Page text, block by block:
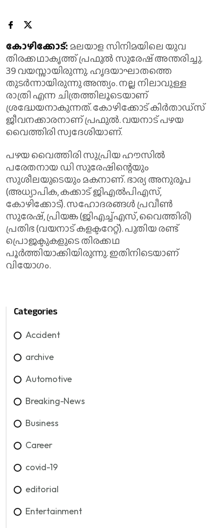
കോഴിക്കോട്: മലയാള സിനിമയിലെ യുവ
തിരക്കഥാകൃത്ത് പ്രഫുല്‍ സുരേഷ് അന്തരിച്ചു.
39 വയസ്സായിരുന്നു. ഹൃദയാഘാതത്തെ
തുടര്‍ന്നായിരുന്നു അന്ത്യം. നല്ല നിലാവുള്ള
രാത്രി എന്ന ചിത്രത്തിലൂടെയാണ്
ശ്രദ്ധേയനാകുന്നത്. കോഴിക്കോട് കിര്‍താഡ്‌സ്
ജീവനക്കാരനാണ് പ്രഫുല്‍. വയനാട് പഴയ
വൈത്തിരി സ്വദേശിയാണ്.
പഴയ വൈത്തിരി സുപ്രിയ ഹൗസില്‍
പരേതനായ ഡി സുരേഷിന്റെയും
സുശീലയുടെയും മകനാണ്. ഭാര്യ അനുരൂപ
(അധ്യാപിക, കക്കാട് ജിഎല്‍പിഎസ്,
കോഴിക്കോട്). സഹോദരങ്ങള്‍ പ്രവീണ്‍
സുരേഷ്, പ്രിയങ്ക (ജിഎച്ച്എസ്, വൈത്തിരി)
പ്രതിഭ (വയനാട് കളക്ടറേറ്റ്). പുതിയ രണ്ട്
പ്രൊജക്ടുകളുടെ തിരക്കഥ
പൂര്‍ത്തിയാക്കിയിരുന്നു. ഇതിനിടെയാണ്
വിയോഗം.
Categories
Accident
archive
Automotive
Breaking-News
Business
Career
covid-19
editorial
Entertainment